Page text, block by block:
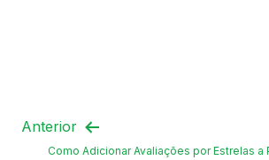
Anterior
Como Adicionar Avaliações por Estrelas a